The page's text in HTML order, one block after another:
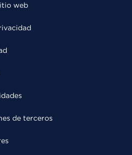
web
de terceros